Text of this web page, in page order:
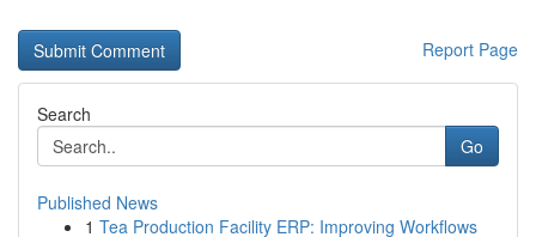
Report Page
Search
Go
Published News
1 Tea Production Facility ERP: Improving Workflows